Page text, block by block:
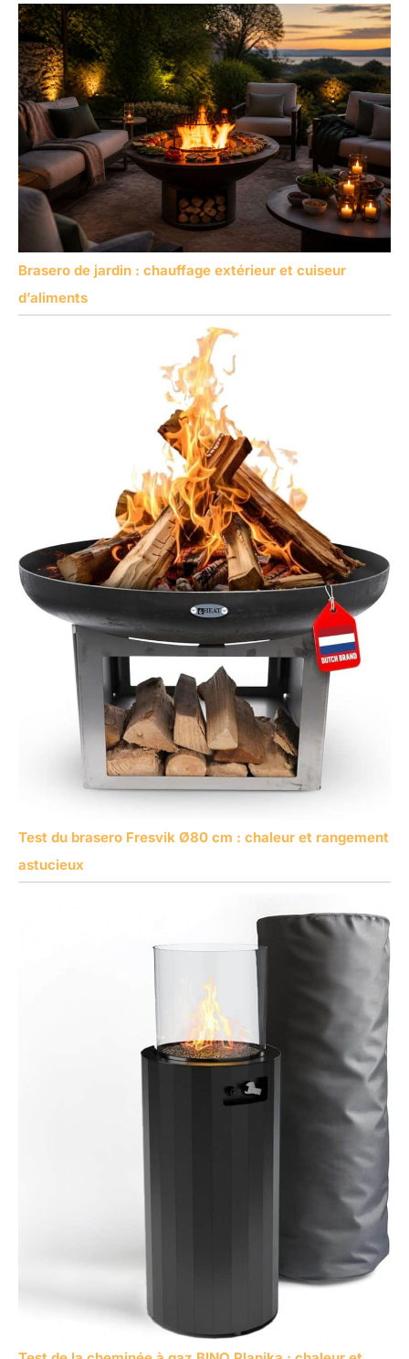
Brasero de jardin : chauffage extérieur et cuiseur
d’aliments
Test du brasero Fresvik Ø80 cm : chaleur et rangement
astucieux